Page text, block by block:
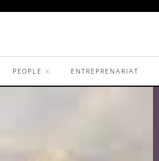
PEOPLE ENTREPRENARIAT